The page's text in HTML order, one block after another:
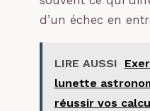
d’un échec en
LIRE AUSSI
lunette
réussir vos